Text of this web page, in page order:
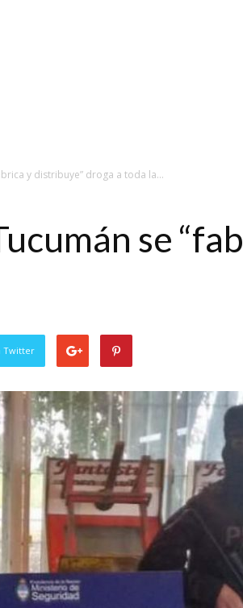
y distribuye” droga a toda la...
se
Twitter